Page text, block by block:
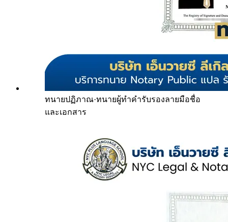
ทนายปฏิภาณ·ทนายผู้ทำคำรับรองลายมือชื่อ
และเอกสาร